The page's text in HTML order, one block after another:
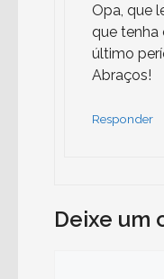
Opa, que
que tenha
último
Abraços!
Responder
Deixe um